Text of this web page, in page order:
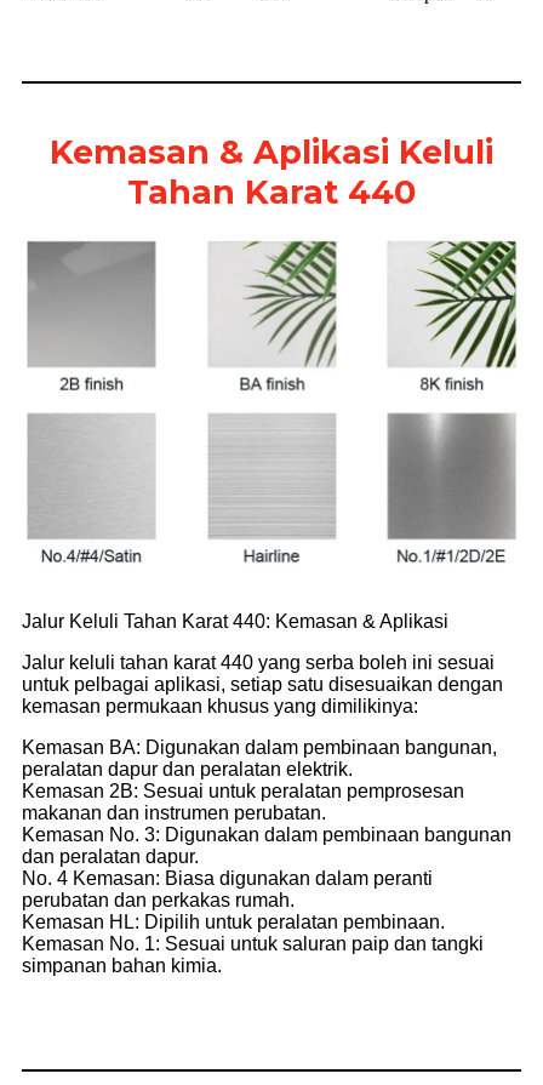
Kemasan & Aplikasi Keluli
Tahan Karat 440
Jalur Keluli Tahan Karat 440: Kemasan & Aplikasi
Jalur keluli tahan karat 440 yang serba boleh ini sesuai
untuk pelbagai aplikasi, setiap satu disesuaikan dengan
kemasan permukaan khusus yang dimilikinya:
Kemasan BA: Digunakan dalam pembinaan bangunan,
peralatan dapur dan peralatan elektrik.
Kemasan 2B: Sesuai untuk peralatan pemprosesan
makanan dan instrumen perubatan.
Kemasan No. 3: Digunakan dalam pembinaan bangunan
dan peralatan dapur.
No. 4 Kemasan: Biasa digunakan dalam peranti
perubatan dan perkakas rumah.
Kemasan HL: Dipilih untuk peralatan pembinaan.
Kemasan No. 1: Sesuai untuk saluran paip dan tangki
simpanan bahan kimia.